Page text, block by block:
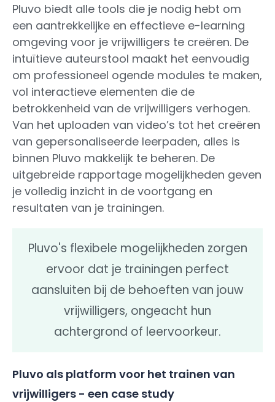
Pluvo biedt alle tools die je nodig hebt om
een aantrekkelijke en effectieve e-learning
omgeving voor je vrijwilligers te creëren. De
intuïtieve auteurstool maakt het eenvoudig
om professioneel ogende modules te maken,
vol interactieve elementen die de
betrokkenheid van de vrijwilligers verhogen.
Van het uploaden van video’s tot het creëren
van gepersonaliseerde leerpaden, alles is
binnen Pluvo makkelijk te beheren. De
uitgebreide rapportage mogelijkheden geven
je volledig inzicht in de voortgang en
resultaten van je trainingen.
Pluvo's flexibele mogelijkheden zorgen
ervoor dat je trainingen perfect
aansluiten bij de behoeften van jouw
vrijwilligers, ongeacht hun
achtergrond of leervoorkeur.
Pluvo als platform voor het trainen van
vrijwilligers - een case study